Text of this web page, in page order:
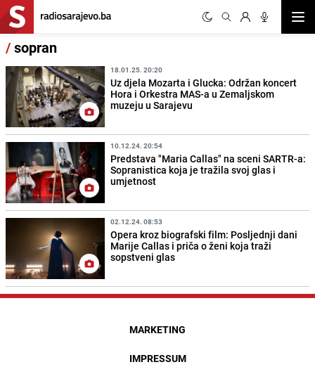
/sopran
18.01.25. 20:20
Uz djela Mozarta i Glucka: Održan koncert
Hora i Orkestra MAS-a u Zemaljskom
muzeju u Sarajevu
10.12.24. 20:54
Predstava "Maria Callas" na sceni SARTR-a:
Sopranistica koja je tražila svoj glas i
umjetnost
02.12.24. 08:53
Opera kroz biografski film: Posljednji dani
Marije Callas i priča o ženi koja traži
sopstveni glas
MARKETING
IMPRESSUM